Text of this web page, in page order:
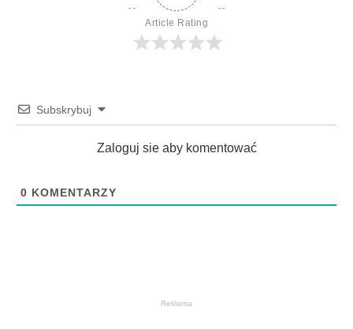
Article Rating
Subskrybuj
Zaloguj sie aby komentować
0 KOMENTARZY
Reklama